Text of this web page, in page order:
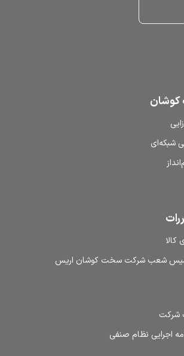
کوشان
شبکه‌ای
کالا
شعب شرکت سخت کوشان اریس
شرکت
اجرایی نظام صنفی